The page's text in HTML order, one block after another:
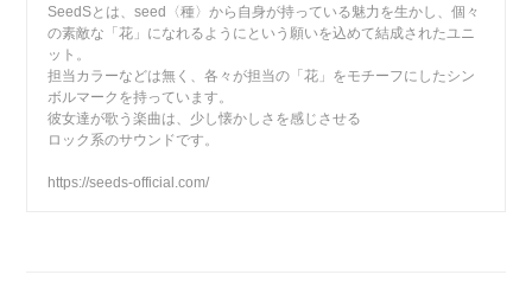
SeedSとは、seed〈種〉から自身が持っている魅力を生かし、個々
の素敵な「花」になれるようにという願いを込めて結成されたユニ
ット。
担当カラーなどは無く、各々が担当の「花」をモチーフにしたシン
ボルマークを持っています。
彼女達が歌う楽曲は、少し懐かしさを感じさせる
ロック系のサウンドです。
https://seeds-official.com/